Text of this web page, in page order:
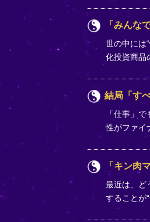
「みんな
世の中には
化投資商品
結局「す
「仕事」
性がファイ
「キン肉
最近は、ど
することが